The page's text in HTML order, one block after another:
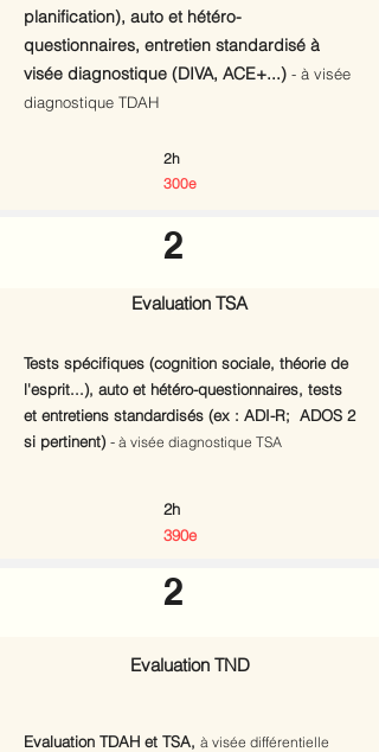
planification), auto et hétéro-
questionnaires, entretien standardisé à
visée diagnostique (DIVA, ACE+...) - à visée
diagnostique TDAH
2h
300e
2
Evaluation TSA
Tests spécifiques (cognition sociale, théorie de
l'esprit...), auto et hétéro-questionnaires, tests
et entretiens standardisés (ex : ADI-R; ADOS 2
si pertinent)- à visée diagnostique TSA
2h
390e
2
Evaluation TND
Evaluation TDAH et TSA, à visée différentielle